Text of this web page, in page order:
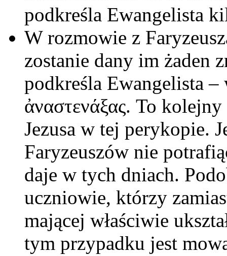
podkreśla Ewangelista
W rozmowie z
zostanie dany im żaden
podkreśla Ewangelista –
ἀναστενάξας. To
Jezusa w tej perykopie.
Faryzeuszów nie
daje w tych dniach.
uczniowie, którzy
mającej właściwie
tym przypadku jest